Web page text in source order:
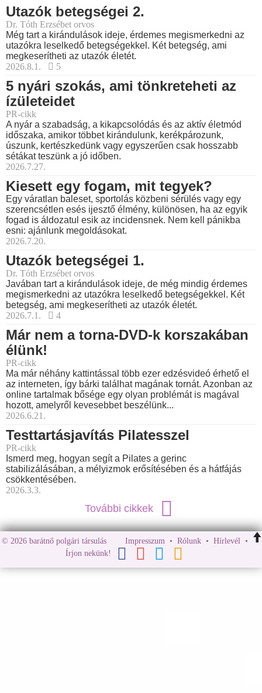
Utazók betegségei 2.
Dr. Tóth Erzsébet orvos
Még tart a kirándulások ideje, érdemes megismerkedni az
utazókra leselkedő betegségekkel. Két betegség, ami
megkeserítheti az utazók életét.
2026.8.1.
5
5 nyári szokás, ami tönkreteheti az
ízületeidet
PR-cikk
A nyár a szabadság, a kikapcsolódás és az aktív életmód
időszaka, amikor többet kirándulunk, kerékpározunk,
úszunk, kertészkedünk vagy egyszerűen csak hosszabb
sétákat teszünk a jó időben.
2026.7.27.
Kiesett egy fogam, mit tegyek?
Egy váratlan baleset, sportolás közbeni sérülés vagy egy
szerencsétlen esés ijesztő élmény, különösen, ha az egyik
fogad is áldozatul esik az incidensnek. Nem kell pánikba
esni: ajánlunk megoldásokat.
2026.7.20.
Utazók betegségei 1.
Dr. Tóth Erzsébet orvos
Javában tart a kirándulások ideje, de még mindig érdemes
megismerkedni az utazókra leselkedő betegségekkel. Két
betegség, ami megkeserítheti az utazók életét.
2026.7.1.
4
Már nem a torna-DVD-k korszakában
élünk!
PR-cikk
Ma már néhány kattintással több ezer edzésvideó érhető el
az interneten, így bárki találhat magának tornát. Azonban az
online tartalmak bősége egy olyan problémát is magával
hozott, amelyről kevesebbet beszélünk...
2026.6.21.
Testtartásjavítás Pilatesszel
PR-cikk
Ismerd meg, hogyan segít a Pilates a gerinc
stabilizálásában, a mélyizmok erősítésében és a hátfájás
csökkentésében.
2026.3.3.
További cikkek
© 2026 barátnő polgári társulás Impresszum • Rólunk• Hírlevél •
Írjon nekünk!